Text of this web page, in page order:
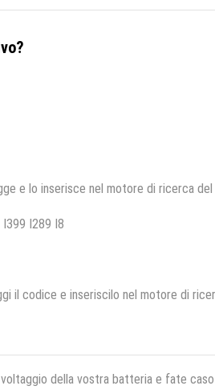
e lo inserisce nel motore di ricerca del
I289 I8
il codice e inseriscilo nel motore di
della vostra batteria e fate caso